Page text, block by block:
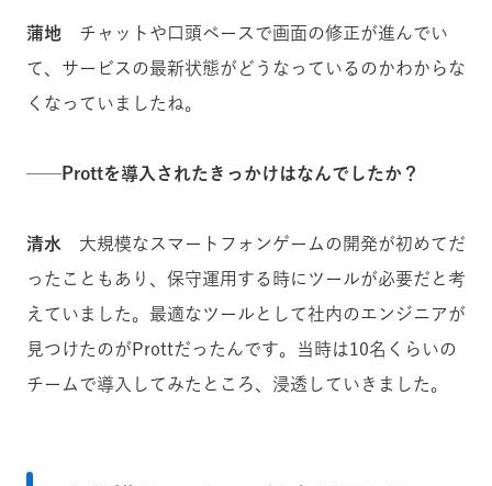
蒲地 チャットや口頭ベースで画面の修正が進んでい
て、サービスの最新状態がどうなっているのかわからな
くなっていましたね。
──Prottを導入されたきっかけはなんでしたか？
清水 大規模なスマートフォンゲームの開発が初めてだ
ったこともあり、保守運用する時にツールが必要だと考
えていました。最適なツールとして社内のエンジニアが
見つけたのがProttだったんです。当時は10名くらいの
チームで導入してみたところ、浸透していきました。